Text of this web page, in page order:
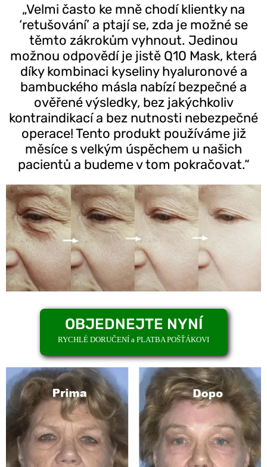
„Velmi často ke mně chodí klientky na
‘retušování’ a ptají se, zda je možné se
těmto zákrokům vyhnout. Jedinou
možnou odpovědí je jistě Q10 Mask, která
díky kombinaci kyseliny hyaluronové a
bambuckého másla nabízí bezpečné a
ověřené výsledky, bez jakýchkoliv
kontraindikací a bez nutnosti nebezpečné
operace! Tento produkt používáme již
měsíce s velkým úspěchem u našich
pacientů a budeme v tom pokračovat.“
OBJEDNEJTE NYNÍ
RYCHLÉ DORUČENÍ a PLATBA POŠŤÁKOVI